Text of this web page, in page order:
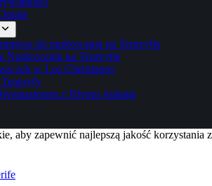
do nurkowania na Teneryfie
Nurkowania na Teneryfie
w Los Christianos
z Diving Atlantis
aby zapewnić najlepszą jakość korzystania z